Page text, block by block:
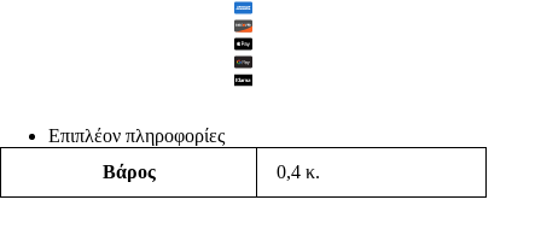
Επιπλέον πληροφορίες
Βάρος
0,4 κ.